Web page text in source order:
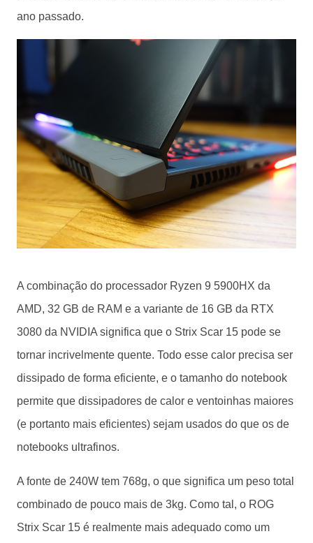
ano passado.
A combinação do processador Ryzen 9 5900HX da
AMD, 32 GB de RAM e a variante de 16 GB da RTX
3080 da NVIDIA significa que o Strix Scar 15 pode se
tornar incrivelmente quente. Todo esse calor precisa ser
dissipado de forma eficiente, e o tamanho do notebook
permite que dissipadores de calor e ventoinhas maiores
(e portanto mais eficientes) sejam usados ​​do que os de
notebooks ultrafinos.
A fonte de 240W tem 768g, o que significa um peso total
combinado de pouco mais de 3kg. Como tal, o ROG
Strix Scar 15 é realmente mais adequado como um